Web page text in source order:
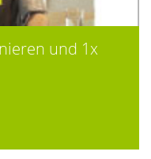
und 1x